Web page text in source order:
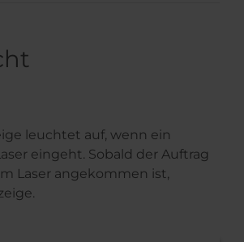
leuchtet auf, wenn ein
eingeht. Sobald der Auftrag
Laser angekommen ist,